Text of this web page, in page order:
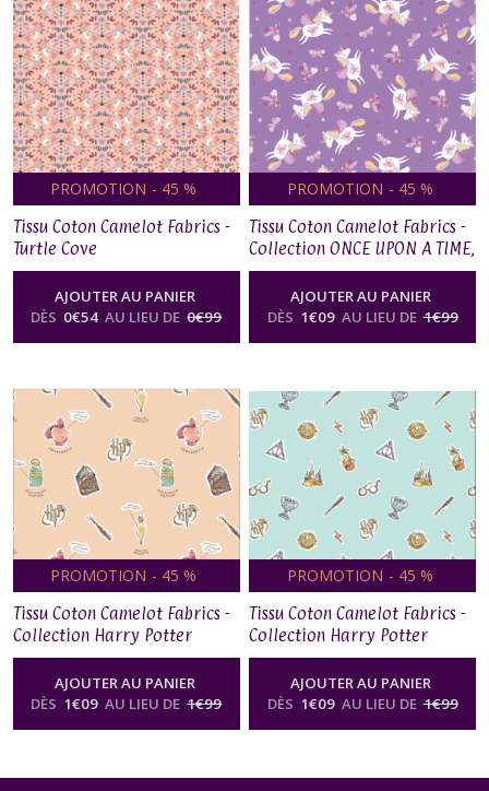
PROMOTION - 45 %
Tissu Coton Camelot Fabrics -
Turtle Cove
AJOUTER AU PANIER
DÈS 0€54 AU LIEU DE 0€99
PROMOTION - 45 %
Tissu Coton Camelot Fabrics -
Collection ONCE UPON A TIME,
Unicorns Toss - Purple
AJOUTER AU PANIER
DÈS 1€09 AU LIEU DE 1€99
PROMOTION - 45 %
Tissu Coton Camelot Fabrics -
Collection Harry Potter
Potions
AJOUTER AU PANIER
DÈS 1€09 AU LIEU DE 1€99
PROMOTION - 45 %
Tissu Coton Camelot Fabrics -
Collection Harry Potter
Symboles
AJOUTER AU PANIER
DÈS 1€09 AU LIEU DE 1€99